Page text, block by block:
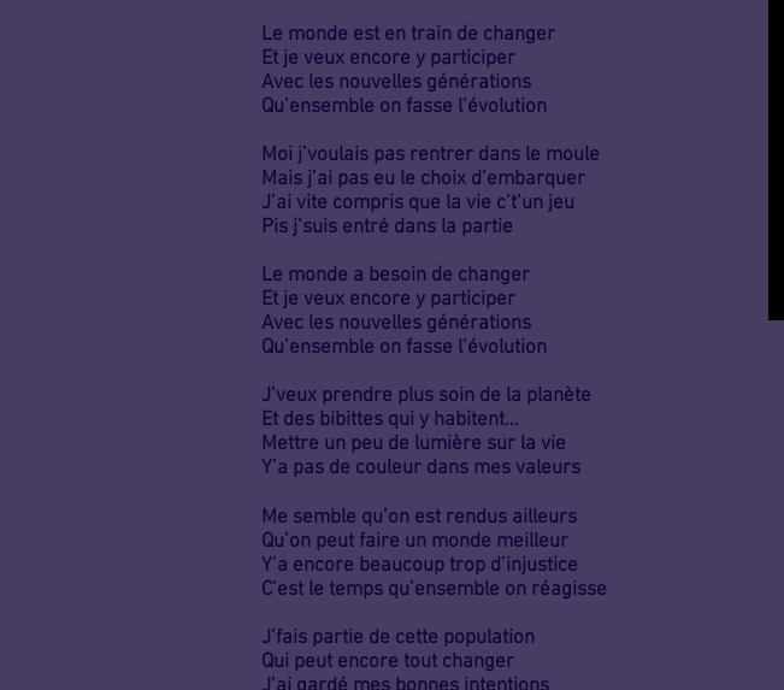
Le monde est en train de changer
Et je veux encore y participer
Avec les nouvelles générations
Qu’ensemble on fasse l’évolution
Moi j’voulais pas rentrer dans le moule
Mais j’ai pas eu le choix d’embarquer
J’ai vite compris que la vie c’t’un jeu
Pis j’suis entré dans la partie
Le monde a besoin de changer
Et je veux encore y participer
Avec les nouvelles générations
Qu’ensemble on fasse l’évolution
J’veux prendre plus soin de la planète
Et des bibittes qui y habitent…
Mettre un peu de lumière sur la vie
Y’a pas de couleur dans mes valeurs
Me semble qu’on est rendus ailleurs
Qu’on peut faire un monde meilleur
Y’a encore beaucoup trop d’injustice
C’est le temps qu’ensemble on réagisse
J’fais partie de cette population
Qui peut encore tout changer